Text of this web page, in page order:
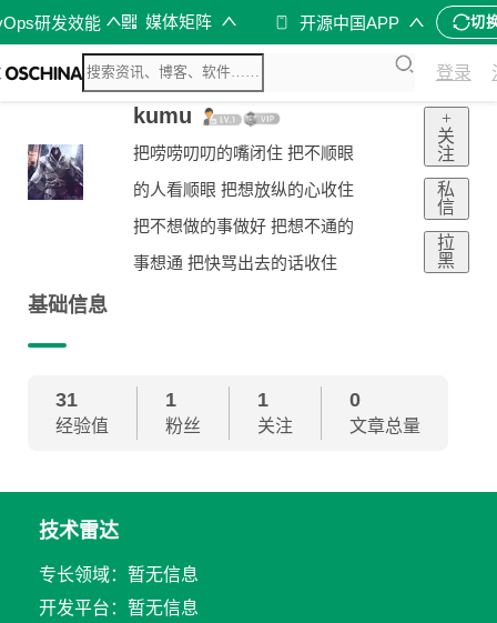
研发效能 媒体矩阵 开源中国APP 切
登录
kumu
把唠唠叨叨的嘴闭住 把不顺眼
的人看顺眼 把想放纵的心收住
把不想做的事做好 把想不通的
事想通 把快骂出去的话收住
+
关
注
私
信
拉
黑
基础信息
31
经验值
1
粉丝
1
关注
0
文章总量
技术雷达
专长领域：暂无信息
开发平台：暂无信息